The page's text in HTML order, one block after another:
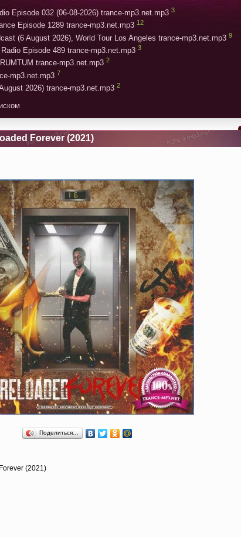
Episode 032 (06-08-2026) trance-mp3.net.mp3 3
Episode 1289 trance-mp3.net.mp3 12
(6 August 2026), World Tour Los Angeles trance-mp3.net.mp3 9
Episode 489 trance-mp3.net.mp3 3
trance-mp3.net.mp3 2
mp3.net.mp3 7
2026) trance-mp3.net.mp3 2
Forever (2021)
Поделиться…
(2021)